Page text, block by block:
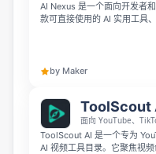
AI Nexus 是一个面向开发者
款可直接使用的 AI 实用工具
by Maker
ToolScout
面向 YouTube、
ToolScout AI 是一个专为
AI 视频工具目录。它聚焦视